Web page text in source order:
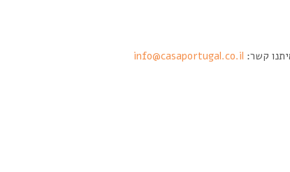
קשר: info@casaportugal.co.il